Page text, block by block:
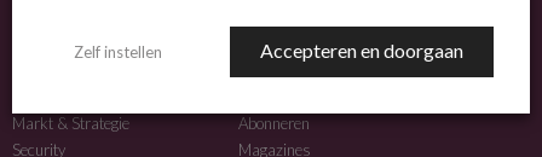
NIEUWS
Markt & Strategie
Security
MEER INFO
Abonneren
Magazines
Zelf instellen Accepteren en doorgaan